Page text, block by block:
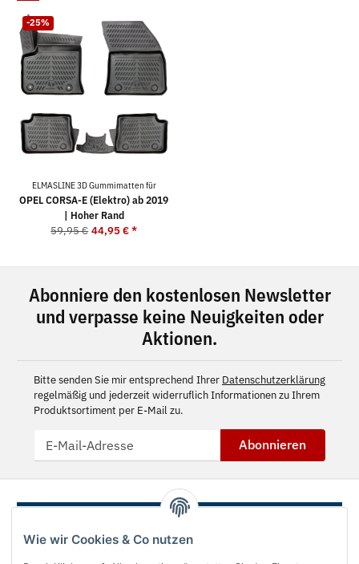
Wie wir Cookies & Co nutzen
-25%
ELMASLINE 3D Gummimatten für
OPEL CORSA-E (Elektro) ab 2019
| Hoher Rand
59,95 € 44,95 €*
Abonniere den kostenlosen Newsletter
und verpasse keine Neuigkeiten oder
Aktionen.
Bitte senden Sie mir entsprechend Ihrer Datenschutzerklärung
regelmäßig und jederzeit widerruflich Informationen zu Ihrem
Produktsortiment per E-Mail zu.
Abonnieren